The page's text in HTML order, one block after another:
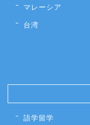
マレーシア
台湾
語学留学